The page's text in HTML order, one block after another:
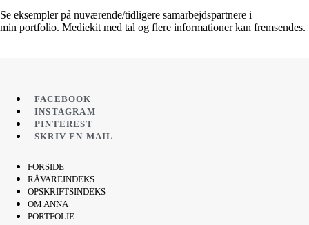
Se eksempler på nuværende/tidligere samarbejdspartnere i
min portfolio. Mediekit med tal og flere informationer kan fremsendes.
FACEBOOK
INSTAGRAM
PINTEREST
SKRIV EN MAIL
FORSIDE
RÅVAREINDEKS
OPSKRIFTSINDEKS
OM ANNA
PORTFOLIE